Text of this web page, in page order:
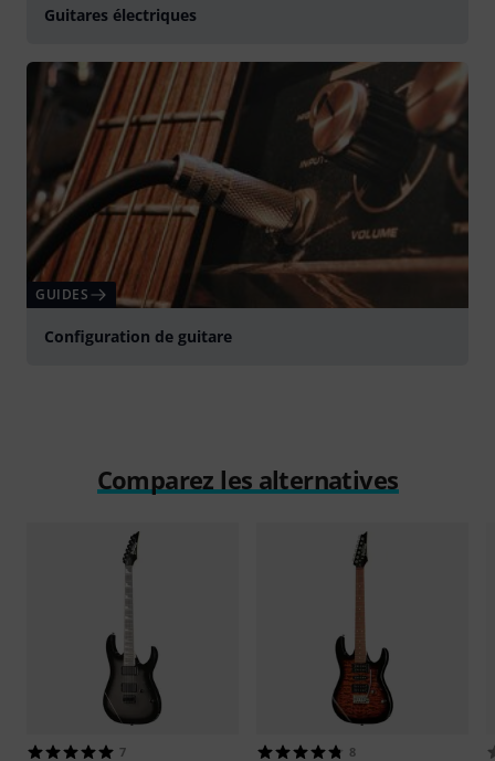
Guitares électriques
GUIDES
Configuration de guitare
Comparez les alternatives
7 8